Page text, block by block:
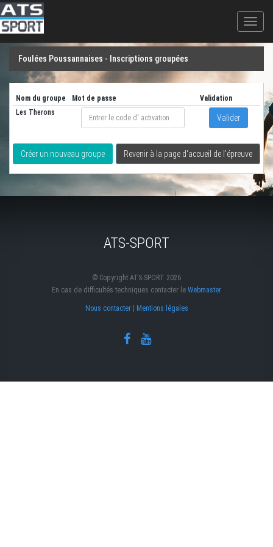
Loading...
Foulées Poussannaises - Inscriptions groupées
Nom du groupe Mot de passe
Validation
Les Therons
Valider
Créer un nouveau groupe Revenir à la page d'accueil de l'épreuve
ATS-SPORT
© Copyright ATS-SPORT 2026
En cas de difficultés techniques contacter le Webmaster
Nous contacter| Mentions légales